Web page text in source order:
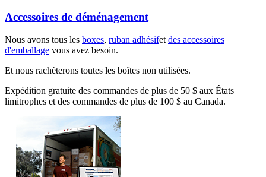
Accessoires de déménagement
Nous avons tous les boxes, ruban adhésifet des accessoires
d'emballage vous avez besoin.
Et nous rachèterons toutes les boîtes non utilisées.
Expédition gratuite des commandes de plus de 50 $ aux États
limitrophes et des commandes de plus de 100 $ au Canada.